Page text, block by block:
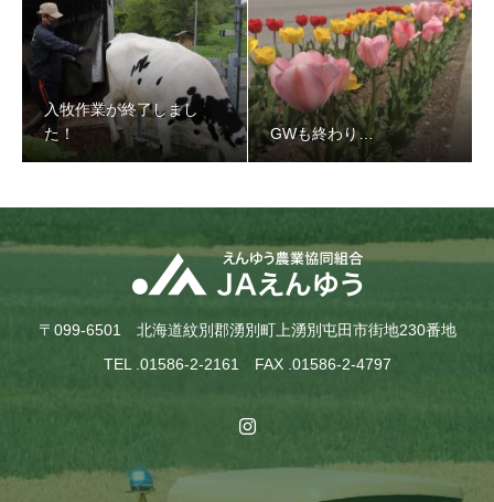
入牧作業が終了しまし
た！
GWも終わり…
〒099-6501 北海道紋別郡湧別町上湧別屯田市街地230番地
TEL .01586-2-2161 FAX .01586-2-4797